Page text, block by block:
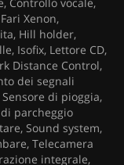
Xenon,
Hill holder,
Isofix, Lettore CD,
Distance Control,
dei segnali
di pioggia,
parcheggio
Sound system,
Telecamera
integrale,